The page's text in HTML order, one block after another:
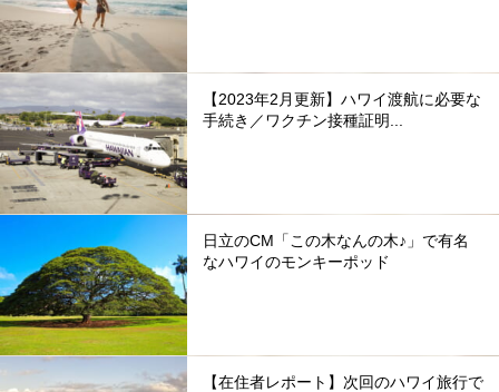
【2023年2月更新】ハワイ渡航に必要な
手続き／ワクチン接種証明...
日立のCM「この木なんの木♪」で有名
なハワイのモンキーポッド
【在住者レポート】次回のハワイ旅行で